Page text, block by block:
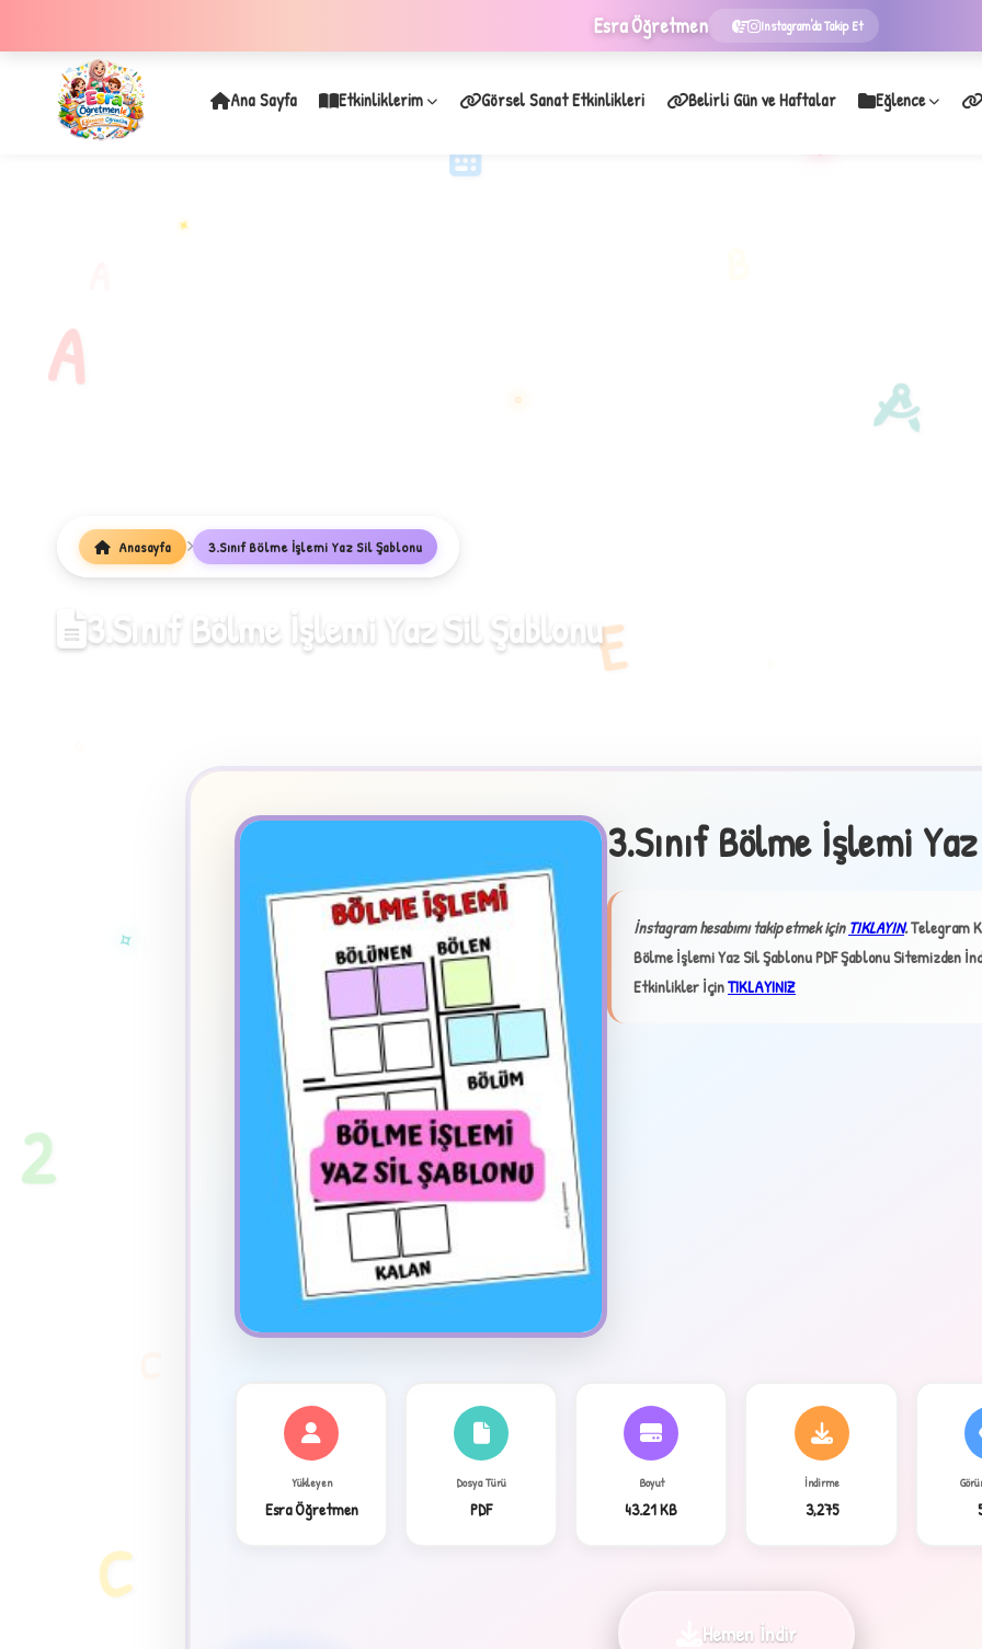
EsraÖğretmen Instagram'da Takip Et
1
✦
✧
Ana Sayfa Etkinliklerim Görsel Sanat Etkinlikleri Belirli Gün ve Haftalar Eğlence
Anasayfa 3.Sınıf Bölme İşlemi Yaz Sil Şablonu
3.Sınıf Bölme İşlemi Yaz Sil Şablonu
3.Sınıf Bölme İşlemi
İnstagram hesabımı takip etmek içinTIKLAYIN.Telegram
Bölme İşlemi Yaz Sil Şablonu PDF Şablonu Sitemizden
Etkinlikler İçinTIKLAYINIZ
Yükleyen
Esra Öğretmen
Dosya Türü
PDF
Boyut
43.21 KB
İndirme
3,275
Hemen İndir
A
C
E
2